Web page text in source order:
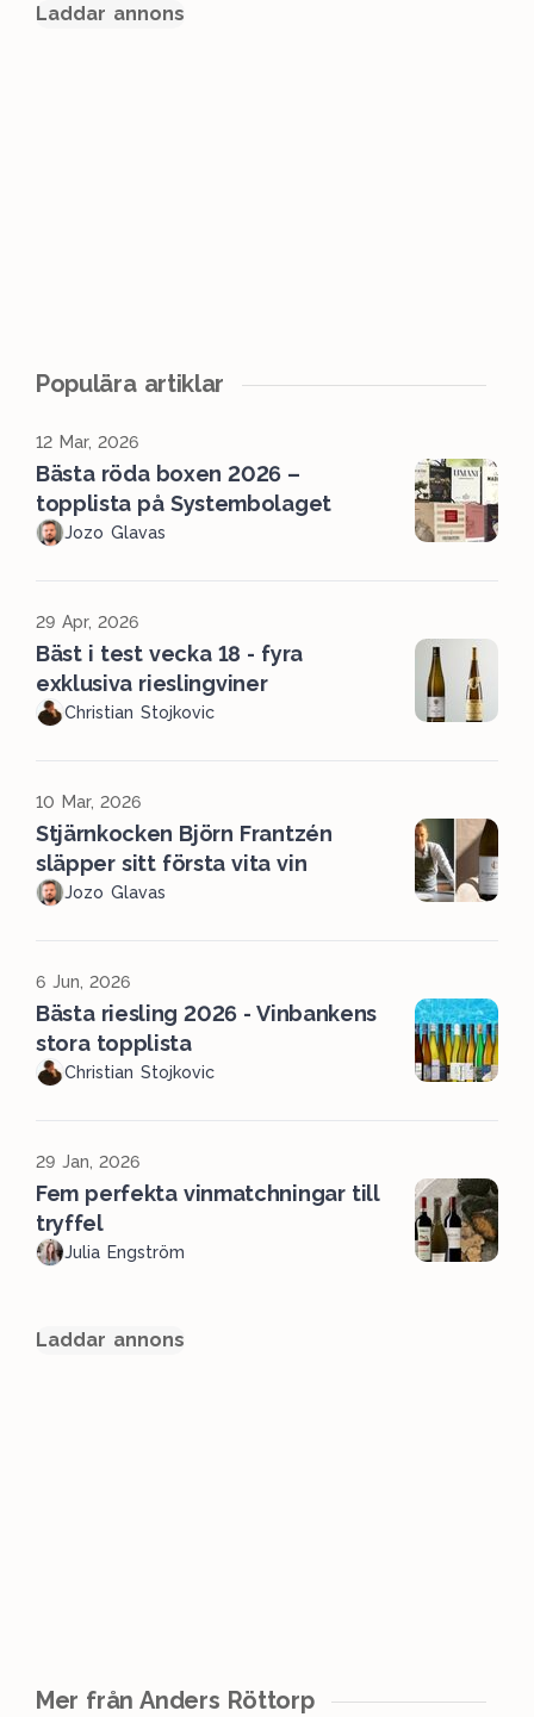
Laddar annons
Populära artiklar
12 Mar, 2026
Bästa röda boxen 2026 –
topplista på Systembolaget
Jozo Glavas
29 Apr, 2026
Bäst i test vecka 18 - fyra
exklusiva rieslingviner
Christian Stojkovic
10 Mar, 2026
Stjärnkocken Björn Frantzén
släpper sitt första vita vin
Jozo Glavas
6 Jun, 2026
Bästa riesling 2026 - Vinbankens
stora topplista
Christian Stojkovic
29 Jan, 2026
Fem perfekta vinmatchningar till
tryffel
Julia Engström
Laddar annons
Mer från Anders Röttorp